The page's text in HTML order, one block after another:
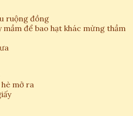
ruộng đồng
mầm để bao hạt khác mừng thầm
mở ra